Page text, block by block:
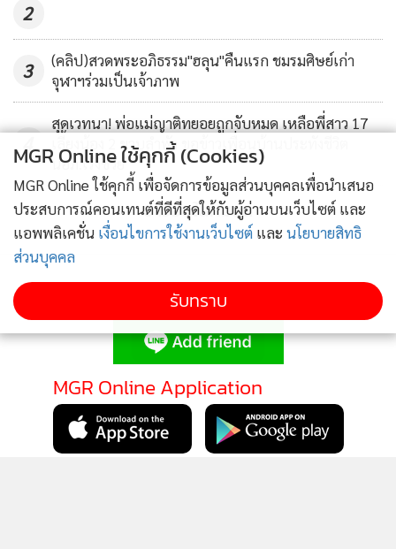
2
3
(คลิป)สวดพระอภิธรรม"ฮลุน"คืนแรก ชมรมศิษย์เก่า
จุฬาฯร่วมเป็นเจ้าภาพ
สุดเวทนา! พ่อแม่ญาติทยอยถูกจับหมด เหลือพี่สาว 17
เลี้ยงน้อง 2 ขวบลำพัง ขอข้าวเพื่อนบ้านประทังชีวิต
นอภ.เร่งช่วย
ข่าวอื่นในหมวด
ติดตามข่าวสารผ่านทาง LINE
MGR Online Application
MGR Online ใช้คุกกี้ (Cookies)
MGR Online ใช้คุกกี้ เพื่อจัดการข้อมูลส่วนบุคคลเพื่อนำเสนอ
ประสบการณ์คอนเทนต์ที่ดีที่สุดให้กับผู้อ่านบนเว็บไซต์ และ
แอพพลิเคชั่น เงื่อนไขการใช้งานเว็บไซต์ และ นโยบายสิทธิ
ส่วนบุคคล
รับทราบ